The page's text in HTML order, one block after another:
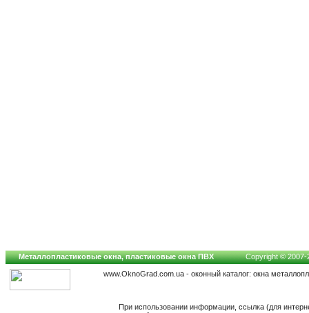
Металлопластиковые окна, пластиковые окна ПВХ Copyright ©
www.OknoGrad.com.ua - оконный каталог: окна
При использовании информации, ссылка (для